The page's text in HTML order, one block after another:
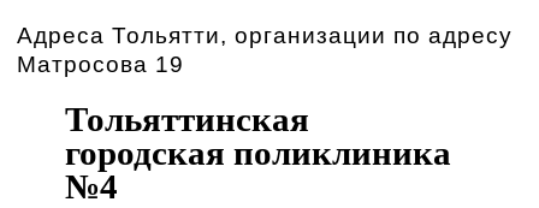
Адреса Тольятти, организации по адресу
Матросова 19
Тольяттинская
городская поликлиника
№4